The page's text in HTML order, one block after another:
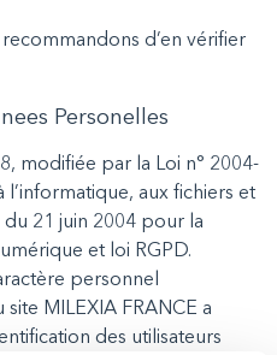
d’en vérifier
Personelles
modifiée par la Loi n° 2004-
aux fichiers et
du 21 juin 2004 pour la
et loi RGPD.
personnel
MILEXIA FRANCE a
des utilisateurs